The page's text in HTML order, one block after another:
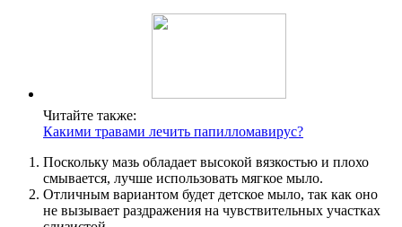
Читайте также:
Какими травами лечить папилломавирус?
Поскольку мазь обладает высокой вязкостью и плохо
смывается, лучше использовать мягкое мыло.
Отличным вариантом будет детское мыло, так как оно
не вызывает раздражения на чувствительных участках